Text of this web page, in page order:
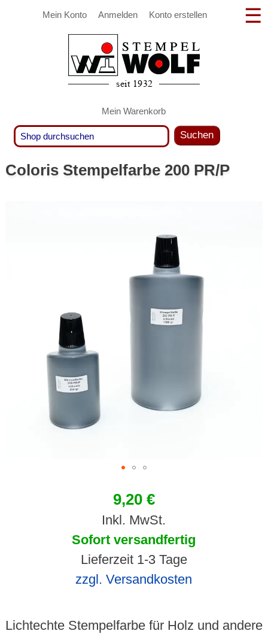
Mein Konto Anmelden Konto erstellen
Mein Warenkorb
Suchen
Coloris Stempelfarbe 200 PR/P
9,20 €
Inkl. MwSt.
Sofort versandfertig
Lieferzeit 1-3 Tage
zzgl. Versandkosten
Lichtechte Stempelfarbe für Holz und andere